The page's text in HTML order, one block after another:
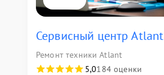
Сервисный центр Atlant
Ремонт техники Atlant
5,0184 оценки